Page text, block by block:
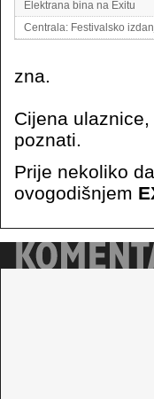
Elektrana bina na Exitu
Centrala: Festivalsko
zna.
Cijena
poznati.
Prije nekoliko
ovogodišnjem